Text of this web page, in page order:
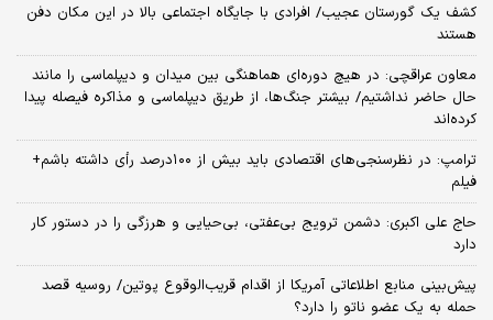
کشف یک گورستان عجیب/ افرادی با جایگاه اجتماعی بالا در این مکان دفن
هستند
معاون عراقچی: در هیچ دوره‌ای هماهنگی بین میدان و دیپلماسی را مانند
حال حاضر نداشتیم/ بیشتر جنگ‌ها، از طریق دیپلماسی و مذاکره فیصله پیدا
کرده‌اند
ترامپ: در نظرسنجی‌های اقتصادی باید بیش از ۱۰۰درصد رأی داشته باشم+
فیلم
حاج علی اکبری: دشمن ترویج بی‌عفتی، بی‌حیایی و هرزگی را در دستور کار
دارد
پیش‌بینی منابع اطلاعاتی آمریکا از اقدام قریب‌الوقوع پوتین/ روسیه قصد
حمله به یک عضو ناتو را دارد؟